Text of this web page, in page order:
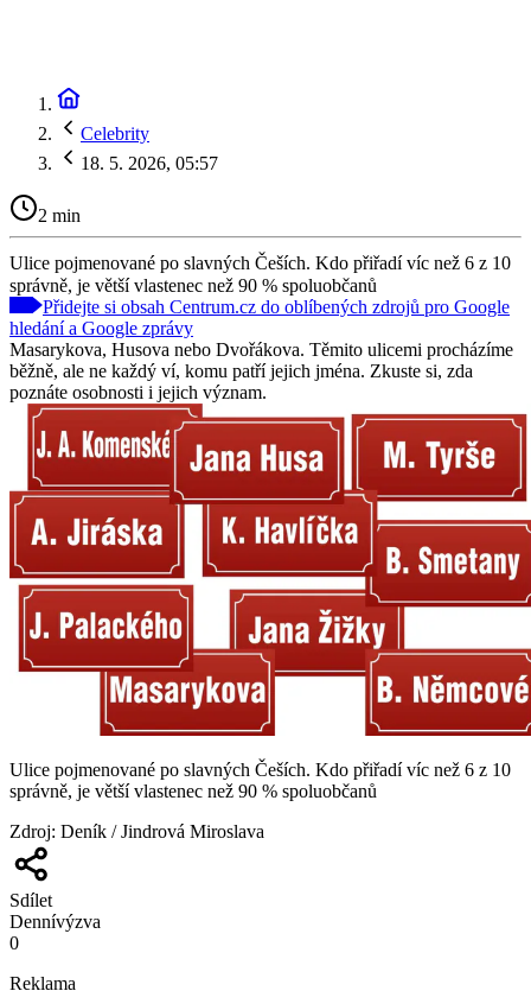
Celebrity
18. 5. 2026, 05:57
2 min
Ulice pojmenované po slavných Češích. Kdo přiřadí víc než 6 z 10
správně, je větší vlastenec než 90 % spoluobčanů
Přidejte si obsah Centrum.cz do oblíbených zdrojů pro Google
hledání a Google zprávy
Masarykova, Husova nebo Dvořákova. Těmito ulicemi procházíme
běžně, ale ne každý ví, komu patří jejich jména. Zkuste si, zda
poznáte osobnosti i jejich význam.
Ulice pojmenované po slavných Češích. Kdo přiřadí víc než 6 z 10
správně, je větší vlastenec než 90 % spoluobčanů
Zdroj: Deník / Jindrová Miroslava
Sdílet
Dennívýzva
0
Reklama